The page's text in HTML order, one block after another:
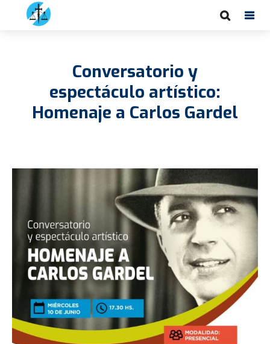
Conversatorio y
espectáculo artístico:
Homenaje a Carlos Gardel